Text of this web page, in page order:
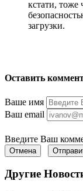
кстати, тоже
загрузки.
Оставить
Ваше имя
Ваш email
Введите Ваш
Отмена
Другие